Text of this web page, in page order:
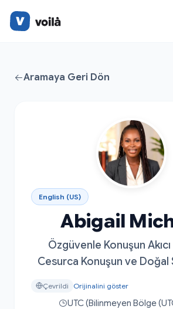
Aramaya Geri Dön
English (US)
Abigail
Özgüvenle Konuşun
Cesurca Konuşun ve Doğal
Çevrildi Orijinalini göster
UTC (Bilinmeyen Bölge